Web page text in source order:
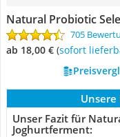
Natural Probiotic
705
ab 18,00 € ( Sofort
Unser Fazit für
Joghurtferment: